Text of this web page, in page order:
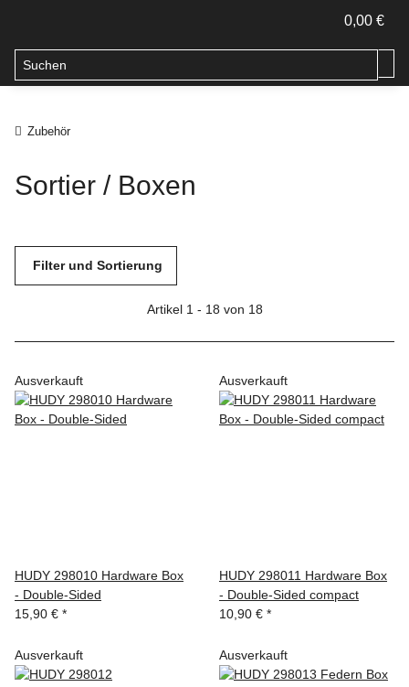
0,00 €
Zubehör
Sortier / Boxen
Filter und Sortierung
Artikel 1 - 18 von 18
Ausverkauft
HUDY 298010 Hardware Box
- Double-Sided
15,90 € *
Ausverkauft
HUDY 298011 Hardware Box
- Double-Sided compact
10,90 € *
Ausverkauft Ausverkauft